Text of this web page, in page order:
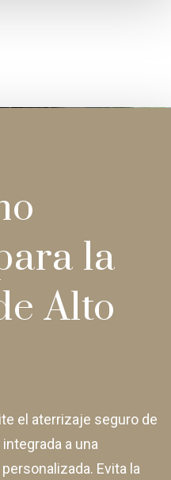
la
Alto
el aterrizaje seguro de
a una
Evita la